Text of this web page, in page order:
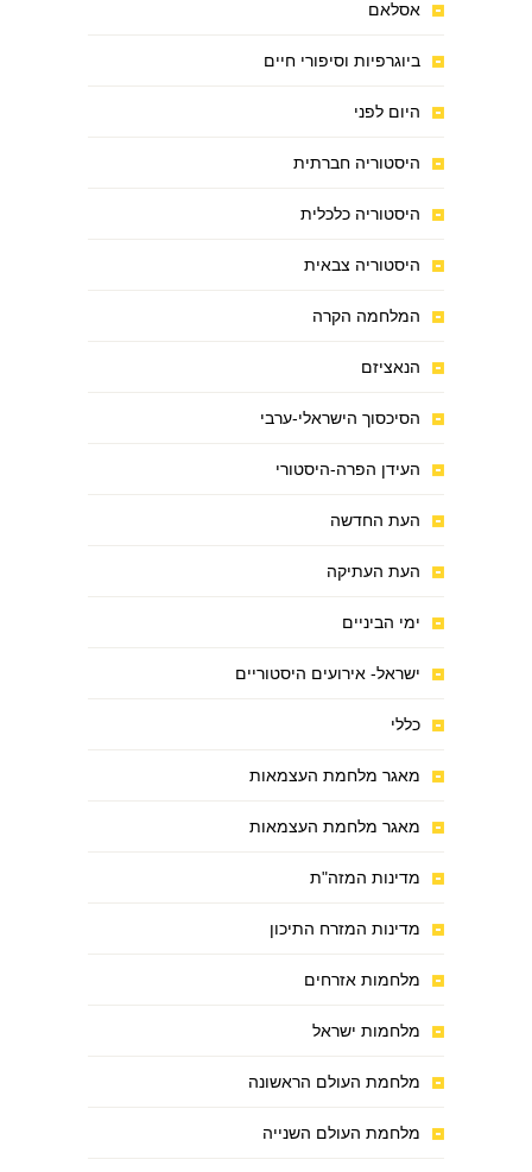
אסלאם
ביוגרפיות וסיפורי חיים
היום לפני
היסטוריה חברתית
היסטוריה כלכלית
היסטוריה צבאית
המלחמה הקרה
הנאציזם
הסיכסוך הישראלי-ערבי
העידן הפרה-היסטורי
העת החדשה
העת העתיקה
ימי הביניים
ישראל- אירועים היסטוריים
כללי
מאגר מלחמת העצמאות
מאגר מלחמת העצמאות
מדינות המזה"ת
מדינות המזרח התיכון
מלחמות אזרחים
מלחמות ישראל
מלחמת העולם הראשונה
מלחמת העולם השנייה